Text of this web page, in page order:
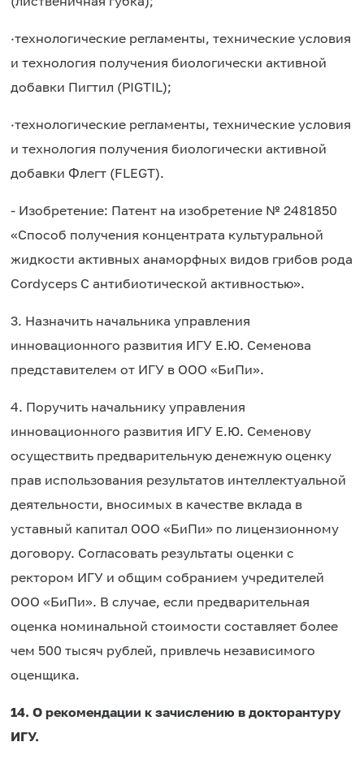
·технологические регламенты, технические условия
и технология получения биологически активной
добавки Пигтил (PIGTIL);
·технологические регламенты, технические условия
и технология получения биологически активной
добавки Флегт (FLEGT).
- Изобретение: Патент на изобретение № 2481850
«Способ получения концентрата культуральной
жидкости активных анаморфных видов грибов рода
Cordyceps C антибиотической активностью».
3. Назначить начальника управления
инновационного развития ИГУ Е.Ю. Семенова
представителем от ИГУ в ООО «БиПи».
4. Поручить начальнику управления
инновационного развития ИГУ Е.Ю. Семенову
осуществить предварительную денежную оценку
прав использования результатов интеллектуальной
деятельности, вносимых в качестве вклада в
уставный капитал ООО «БиПи» по лицензионному
договору. Согласовать результаты оценки с
ректором ИГУ и общим собранием учредителей
ООО «БиПи». В случае, если предварительная
оценка номинальной стоимости составляет более
чем 500 тысяч рублей, привлечь независимого
оценщика.
14. О рекомендации к зачислению в докторантуру
ИГУ.